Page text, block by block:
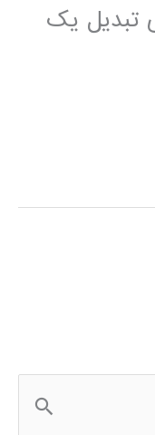
تبدیل یک